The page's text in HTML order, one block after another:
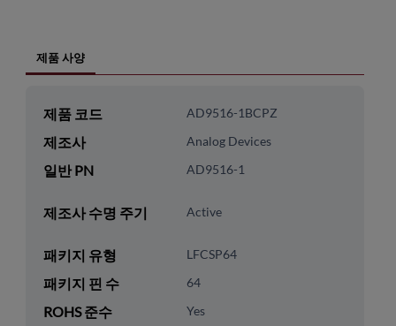
제품 사양
제품 코드 AD9516-1BCPZ
제조사 Analog Devices
일반 PN AD9516-1
제조사 수명 주기 Active
패키지 유형 LFCSP64
패키지 핀 수 64
ROHS 준수 Yes